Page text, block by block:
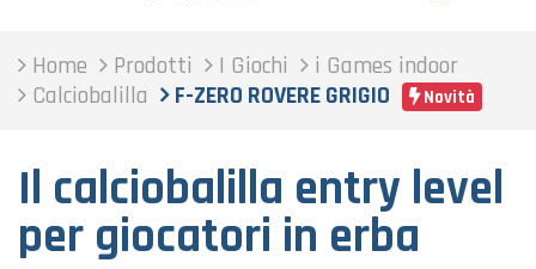
Home Prodotti I Giochi
i Games indoor
Calciobalilla
F-ZERO ROVERE GRIGIO Novità
Il calciobalilla entry level
per giocatori in erba